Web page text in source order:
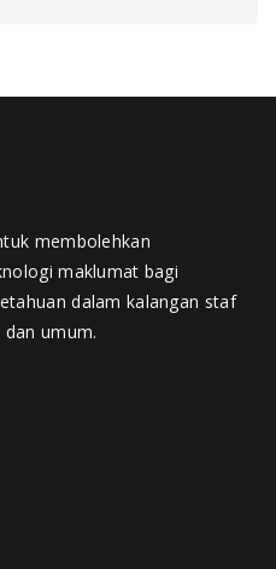
membolehkan
maklumat bagi
dalam kalangan staf
dan umum.